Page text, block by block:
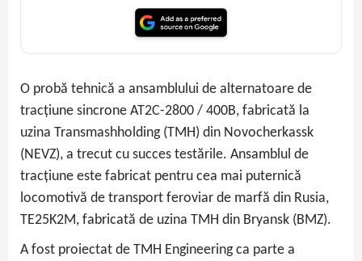
O probă tehnică a ansamblului de alternatoare de
tracțiune sincrone AT2C-2800 / 400B, fabricată la
uzina Transmashholding (TMH) din Novocherkassk
(NEVZ), a trecut cu succes testările. Ansamblul de
tracțiune este fabricat pentru cea mai puternică
locomotivă de transport feroviar de marfă din Rusia,
TE25K2M, fabricată de uzina TMH din Bryansk (BMZ).
A fost proiectat de TMH Engineering ca parte a